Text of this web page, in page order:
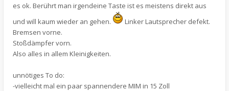
es ok. Berührt man irgendeine Taste ist es meistens direkt aus
und will kaum wieder an gehen.
Linker Lautsprecher defekt.
Bremsen vorne.
Stoßdämpfer vorn.
Also alles in allem Kleinigkeiten.
unnötiges To do:
-vielleicht mal ein paar spannendere MIM in 15 Zoll